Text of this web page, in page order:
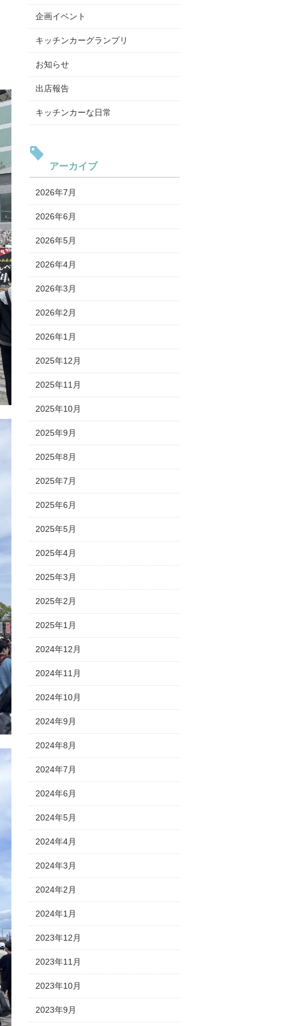
企画イベント
キッチンカーグランプリ
お知らせ
出店報告
キッチンカーな日常
アーカイブ
2026年7月
2026年6月
2026年5月
2026年4月
2026年3月
2026年2月
2026年1月
2025年12月
2025年11月
2025年10月
2025年9月
2025年8月
2025年7月
2025年6月
2025年5月
2025年4月
2025年3月
2025年2月
2025年1月
2024年12月
2024年11月
2024年10月
2024年9月
2024年8月
2024年7月
2024年6月
2024年5月
2024年4月
2024年3月
2024年2月
2024年1月
2023年12月
2023年11月
2023年10月
2023年9月